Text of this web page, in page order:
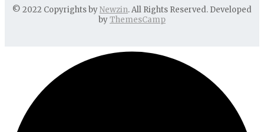
© 2022 Copyrights byNewzin. All Rights Reserved. Developed
byThemesCamp